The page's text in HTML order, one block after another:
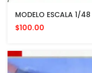
$100.00